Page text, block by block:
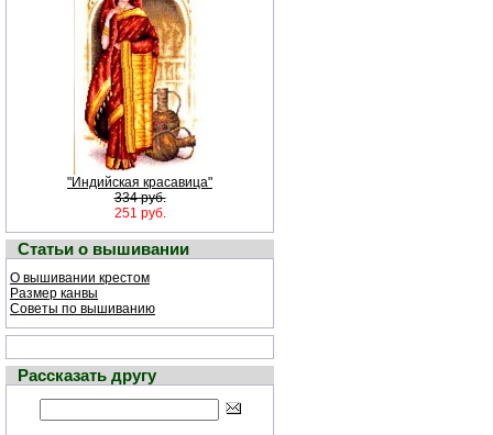
"Индийская красавица"
334 руб.
251 руб.
Статьи о вышивании
О вышивании крестом
Размер канвы
Советы по вышиванию
Рассказать другу